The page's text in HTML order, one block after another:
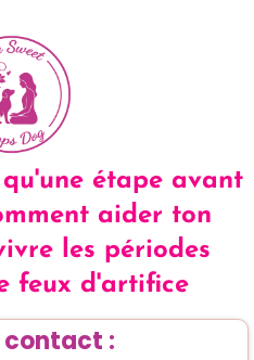
étape avant
aider ton
les périodes
feux d'artifice
contact :